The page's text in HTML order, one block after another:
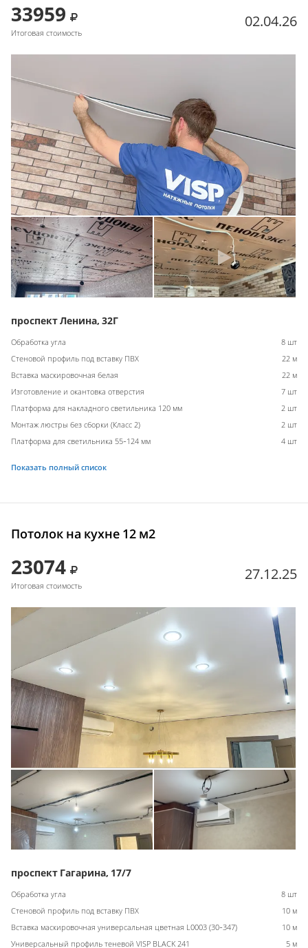
33959
Итоговая стоимость
02.04.26
проспект Ленина, 32Г
Обработка угла
8 шт
Стеновой профиль под вставку ПВХ
22 м
Вставка маскировочная белая
22 м
Изготовление и окантовка отверстия
7 шт
Платформа для накладного светильника 120 мм
2 шт
Монтаж люстры без сборки (Класс 2)
2 шт
Платформа для светильника 55-124 мм
4 шт
Показать полный список
Потолок на кухне 12 м2
23074
Итоговая стоимость
27.12.25
проспект Гагарина, 17/7
Обработка угла
8 шт
Стеновой профиль под вставку ПВХ
10 м
Вставка маскировочная универсальная цветная L0003 (30-347)
10 м
Универсальный профиль теневой VISP BLACK 241
5 м